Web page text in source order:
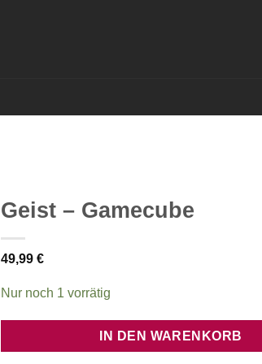
Geist – Gamecube
49,99 €
Nur noch 1 vorrätig
IN DEN WARENKORB